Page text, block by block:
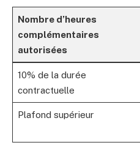
Nombre d’heures
complémentaires
autorisées
10% de la durée
contractuelle
Plafond supérieur